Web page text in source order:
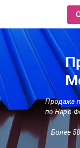
Продажа
по Наро-
Более